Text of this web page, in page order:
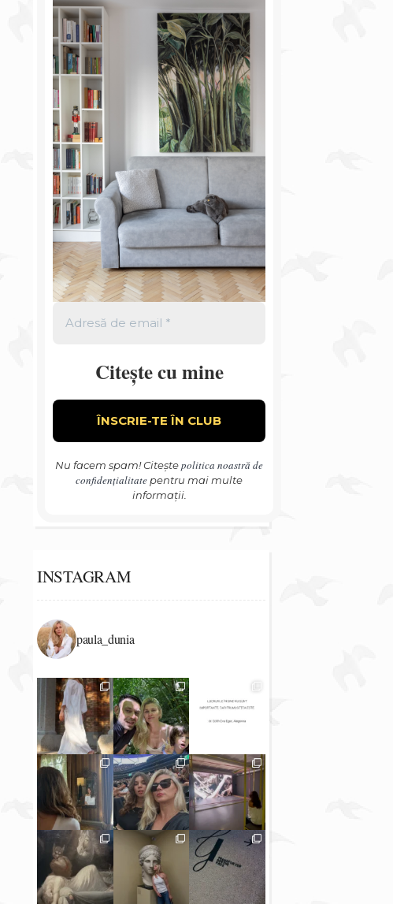
Citește cu mine
Nu facem spam! Citeștepolitica noastră de
confidențialitate pentru mai multe
informații.
INSTAGRAM
paula_dunia